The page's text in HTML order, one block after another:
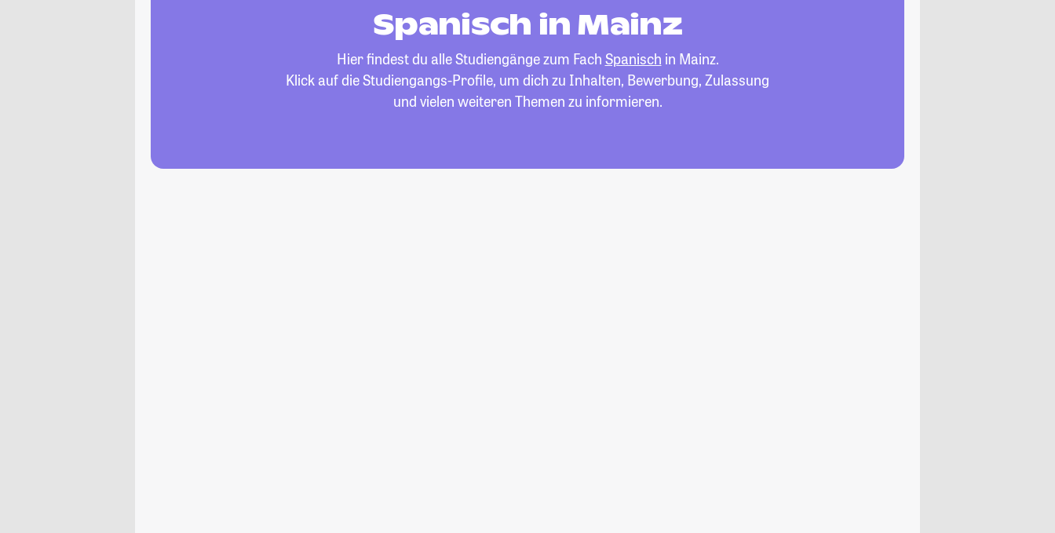
Spanisch in Mainz
Hier findest du alle Studiengänge zum Fach Spanisch in Mainz.
Klick auf die Studiengangs-Profile, um dich zu Inhalten, Bewerbung, Zulassung
und vielen weiteren Themen zu informieren.